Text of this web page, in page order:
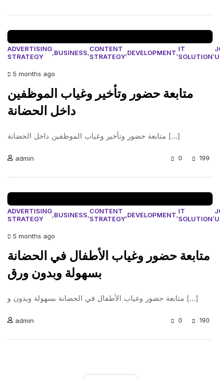
ADVERTISING
STRATEGY
,BUSINESS,CONTENT
STRATEGY,DEVELOPMENT,IT
SOLUTION,
5 months ago
متابعة حضور وتأخير وغياب الموظفين
داخل الحضانة
متابعة حضور وتأخير وغياب الموظفين داخل الحضانة [...]
admin 0 199
ADVERTISING
STRATEGY
,BUSINESS,CONTENT
STRATEGY,DEVELOPMENT,IT
SOLUTION,
5 months ago
متابعة حضور وغياب الأطفال في الحضانة
بسهولة وبدون ورق
متابعة حضور وغياب الأطفال في الحضانة بسهولة وبدون و [...]
admin 0 190